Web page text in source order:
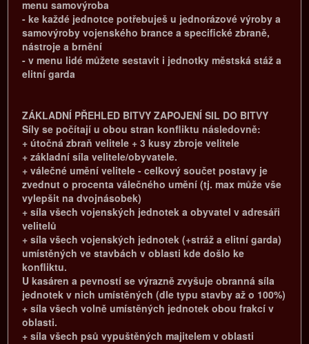
menu samovýroba
- ke každé jednotce potřebuješ u jednorázové výroby a
samovýroby vojenského brance a specifické zbraně,
nástroje a brnění
- v menu lidé můžete sestavit i jednotky městská stáž a
elitní garda
ZÁKLADNÍ PŘEHLED BITVY ZAPOJENÍ SIL DO BITVY
Síly se počítají u obou stran konfliktu následovně:
+ útočná zbraň velitele + 3 kusy zbroje velitele
+ základní síla velitele/obyvatele.
+ válečné umění velitele - celkový součet postavy je
zvednut o procenta válečného umění (tj. max může vše
vylepšit na dvojnásobek)
+ síla všech vojenských jednotek a obyvatel v adresáři
velitelů
+ síla všech vojenských jednotek (+stráž a elitní garda)
umístěných ve stavbách v oblasti kde došlo ke
konfliktu.
U kasáren a pevností se výrazně zvyšuje obranná síla
jednotek v nich umístěných (dle typu stavby až o 100%)
+ síla všech volně umístěných jednotek obou frakcí v
oblasti.
+ síla všech psů vypuštěných majitelem v oblasti